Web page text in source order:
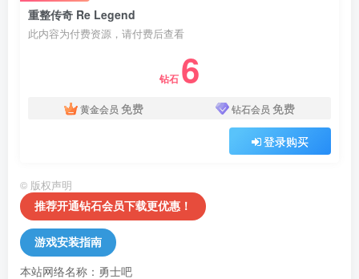
重整传奇 Re Legend
此内容为付费资源，请付费后查看
钻石 6
黄金会员 免费 钻石会员 免费
登录购买
© 版权声明
推荐开通钻石会员下载更优惠！
游戏安装指南
本站网络名称：勇士吧